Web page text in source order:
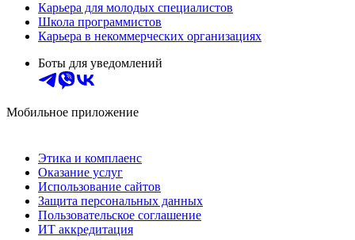
Карьера для молодых специалистов
Школа программистов
Карьера в некоммерческих организациях
Боты для уведомлений
Мобильное приложение
Этика и комплаенс
Оказание услуг
Использование сайтов
Защита персональных данных
Пользовательское соглашение
ИТ аккредитация